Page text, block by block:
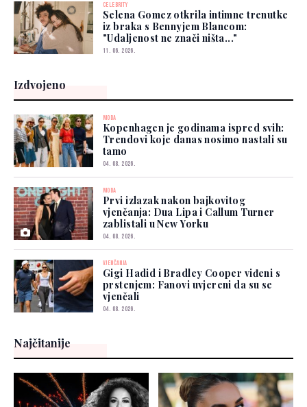
CELEBRITY
Selena Gomez otkrila intimne trenutke
iz braka s Bennyjem Blancom:
"Udaljenost ne znači ništa..."
11. 06. 2026.
Izdvojeno
MODA
Kopenhagen je godinama ispred svih:
Trendovi koje danas nosimo nastali su
tamo
04. 08. 2026.
MODA
Prvi izlazak nakon bajkovitog
vjenčanja: Dua Lipa i Callum Turner
zablistali u New Yorku
04. 08. 2026.
VJENČANJA
Gigi Hadid i Bradley Cooper viđeni s
prstenjem: Fanovi uvjereni da su se
vjenčali
04. 08. 2026.
Najčitanije